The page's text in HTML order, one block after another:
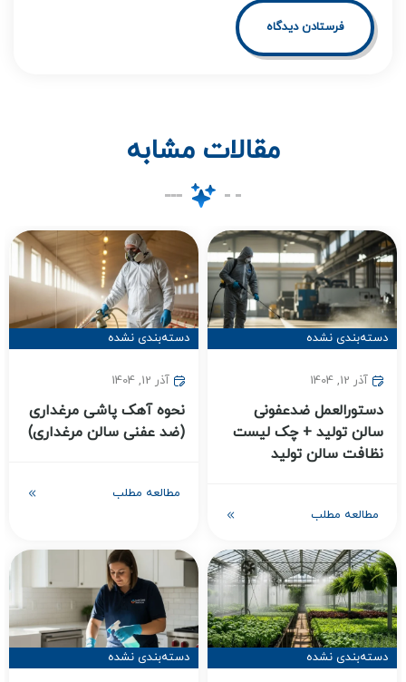
مقالات مشابه
دسته‌بندی نشده
آذر 12, 1404
دستورالعمل ضدعفونی
سالن تولید + چک لیست
نظافت سالن تولید
مطالعه مطلب
دسته‌بندی نشده
آذر 12, 1404
نحوه آهک پاشی مرغداری
(ضد عفنی سالن مرغداری)
مطالعه مطلب
دسته‌بندی نشده دسته‌بندی نشده